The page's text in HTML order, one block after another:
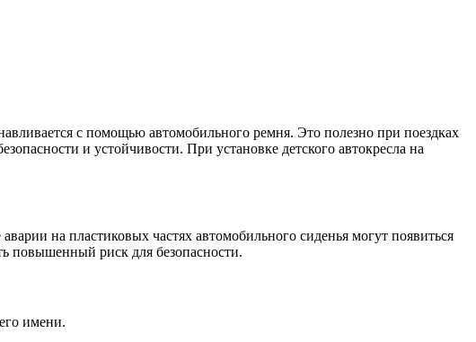
с помощью автомобильного ремня. Это полезно при поездках
и устойчивости. При установке детского автокресла на
на пластиковых частях автомобильного сиденья могут появиться
повышенный риск для безопасности.
имени.